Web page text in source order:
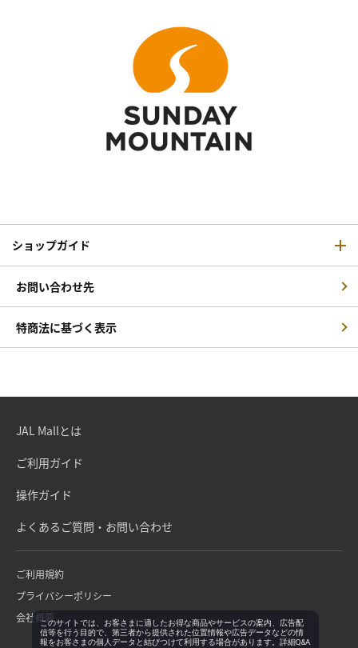
ショップガイド
お問い合わせ先
特商法に基づく表示
JAL Mallとは
ご利用ガイド
操作ガイド
よくあるご質問・お問い合わせ
ご利用規約
プライバシーポリシー
会社概要このサイトでは、お客さまに適したお得な商品やサービスの案内、広告配
信等を行う目的で、第三者から提供された位置情報や広告データなどの情
報をお客さまの個人データと結びつけて利用する場合があります。詳細Q&A